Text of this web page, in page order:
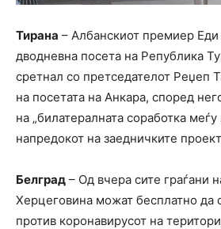
Тирана – Албанскиот премиер
дводневна посета на Република
сретнал со претседателот Реџеп
на посетата на Анкара, според
на „билатералната соработка
напредокот на заедничките
Белград – Од вчера сите граѓани
Херцеговина можат бесплатно да
против коронавирусот на